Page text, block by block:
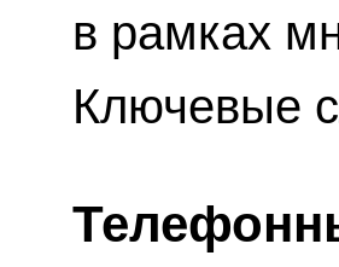
в рамках
Ключевые